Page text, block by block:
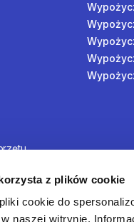
z plików cookie
cookie do
naszej witrynie.
do